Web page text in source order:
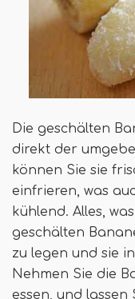
Die geschälten
direkt der
können Sie sie
einfrieren, was
kühlend. Alles,
geschälten
zu legen und sie
Nehmen Sie die
essen, und lassen